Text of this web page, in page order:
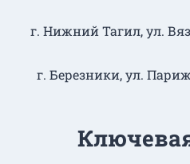
г. Нижний Тагил​, ул.
г. Березники, ул.